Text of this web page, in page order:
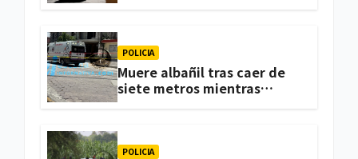
POLICIA
Muere albañil tras caer de
siete metros mientras
POLICIA